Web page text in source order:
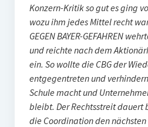
Konzern-Kritik so gut es ging
wozu ihm jedes Mittel recht
GEGEN BAYER-GEFAHREN
und reichte nach dem
ein. So wollte die CBG der
entgegentreten und
Schule macht und
bleibt. Der Rechtsstreit dauert
die Coordination den